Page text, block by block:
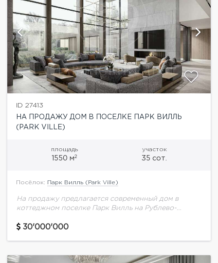
ID 27413
НА ПРОДАЖУ ДОМ В ПОСЕЛКЕ ПАРК ВИЛЛЬ
(PARK VILLE)
площадь
1550 м2
участок
35 сот.
Посёлок: Парк Вилль (Park Ville)
На продажу предлагается современный дом в
коттеджном поселке Парк Вилль на Рублево-
элитный охраняемый поселок, выполненный в
30'000'000